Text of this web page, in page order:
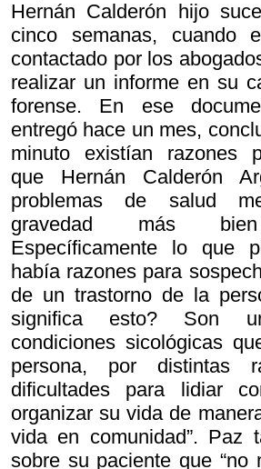
Hernán Calderón hijo
cinco semanas, cuando
contactado por los
realizar un informe en su
forense. En ese
entregó hace un mes,
minuto existían razones
que Hernán Calderón
problemas de salud
gravedad más bien
Específicamente lo que
había razones para
de un trastorno de la
significa esto? Son
condiciones sicológicas
persona, por distintas
dificultades para lidiar
organizar su vida de
vida en comunidad”. Paz
sobre su paciente que “no